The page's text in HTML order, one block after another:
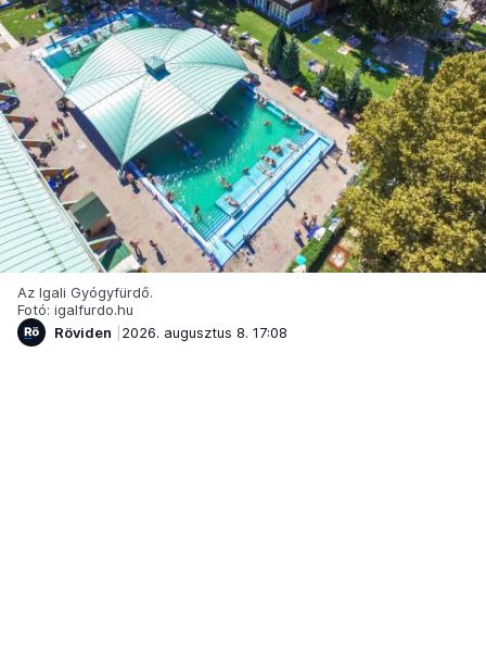
Az Igali Gyógyfürdő.
Fotó: igalfurdo.hu
Röviden
2026. augusztus 8. 17:08